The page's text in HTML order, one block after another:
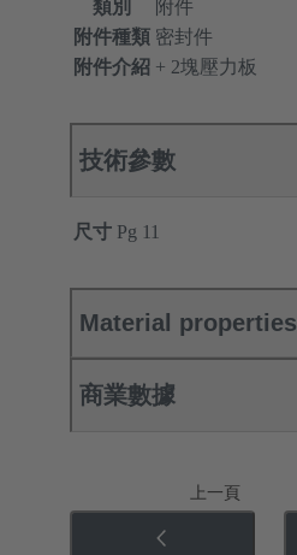
類別
附件
附件種類 密封件
附件介紹 + 2塊壓力板
技術參數
尺寸 Pg 11
Material properties
商業數據
上一頁